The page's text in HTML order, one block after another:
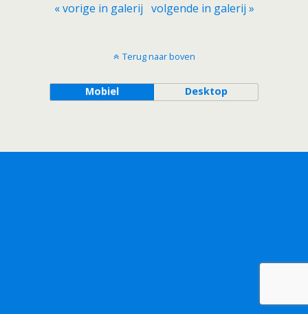
« vorige in galerij volgende in galerij »
Terug naar boven
Mobiel Desktop